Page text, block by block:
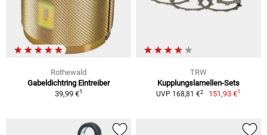
Rothewald
Gabeldichtring Eintreiber
39,99 €1
TRW
Kupplungslamellen-Sets
UVP 168,81 €2 151,93 €1